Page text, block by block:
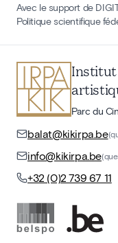
Avec le support de
Politique scientifique
Institut
Parc du
balat@kikirpa.be
info@kikirpa.be
+32 (0)2 739 67 11